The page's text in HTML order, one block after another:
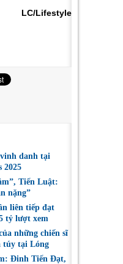
LC/Lifestyle
danh tại
2025
Tiến Luật:
nặng”
liên tiếp đạt
tỷ lượt xem
những chiến sĩ
túy tại Lóng
Đinh Tiến Đạt,